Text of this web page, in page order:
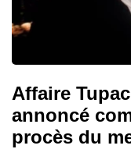
Affaire
annoncé
procès du